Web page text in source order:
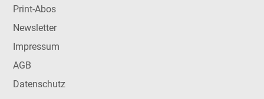
Print-Abos
Newsletter
Impressum
AGB
Datenschutz